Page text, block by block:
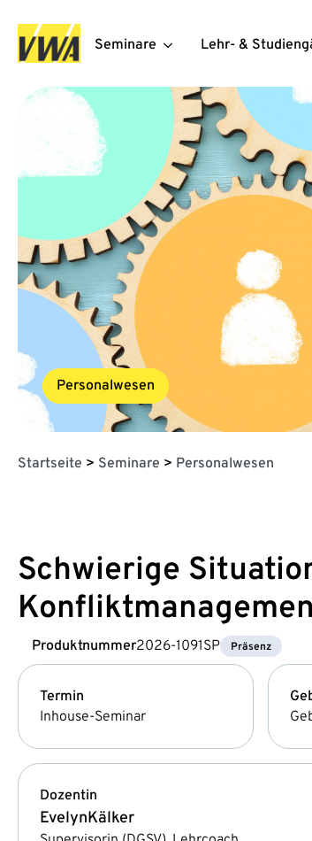
Seminare Lehr- &
Personalwesen
Startseite > Seminare > Personalwesen
Schwierige
Produktnummer2026-1091SP Präsenz
Termin
Inhouse-Seminar
Dozentin
EvelynKälker